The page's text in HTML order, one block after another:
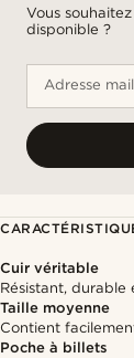
Vous
disponible ?
Adresse
Cuir véritable
Résistant,
Taille moyenne
Contient
Poche à billets